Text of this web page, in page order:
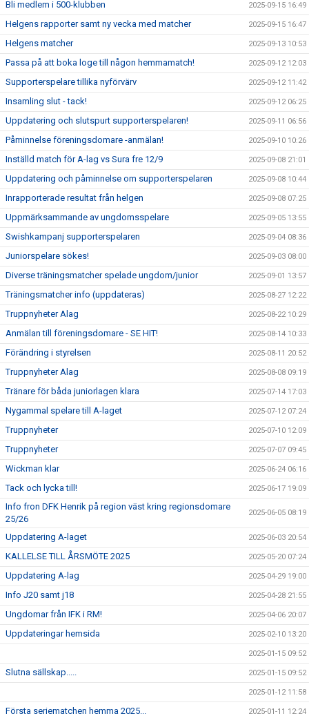
Bli medlem i 500-klubben 2025-09-15 16:49
Helgens rapporter samt ny vecka med matcher 2025-09-15 16:47
Helgens matcher 2025-09-13 10:53
Passa på att boka loge till någon hemmamatch! 2025-09-12 12:03
Supporterspelare tillika nyförvärv 2025-09-12 11:42
Insamling slut - tack! 2025-09-12 06:25
Uppdatering och slutspurt supporterspelaren! 2025-09-11 06:56
Påminnelse föreningsdomare -anmälan! 2025-09-10 10:26
Inställd match för A-lag vs Sura fre 12/9 2025-09-08 21:01
Uppdatering och påminnelse om supporterspelaren 2025-09-08 10:44
Inrapporterade resultat från helgen 2025-09-08 07:25
Uppmärksammande av ungdomsspelare 2025-09-05 13:55
Swishkampanj supporterspelaren 2025-09-04 08:36
Juniorspelare sökes! 2025-09-03 08:00
Diverse träningsmatcher spelade ungdom/junior 2025-09-01 13:57
Träningsmatcher info (uppdateras) 2025-08-27 12:22
Truppnyheter Alag 2025-08-22 10:29
Anmälan till föreningsdomare - SE HIT! 2025-08-14 10:33
Förändring i styrelsen 2025-08-11 20:52
Truppnyheter Alag 2025-08-08 09:19
Tränare för båda juniorlagen klara 2025-07-14 17:03
Nygammal spelare till A-laget 2025-07-12 07:24
Truppnyheter 2025-07-10 12:09
Truppnyheter 2025-07-07 09:45
Wickman klar 2025-06-24 06:16
Tack och lycka till! 2025-06-17 19:09
Info fron DFK Henrik på region väst kring regionsdomare
25/26
2025-06-05 08:19
Uppdatering A-laget 2025-06-03 20:54
KALLELSE TILL ÅRSMÖTE 2025 2025-05-20 07:24
Uppdatering A-lag 2025-04-29 19:00
Info J20 samt j18 2025-04-28 21:55
Ungdomar från IFK i RM! 2025-04-06 20:07
Uppdateringar hemsida 2025-02-10 13:20
2025-01-15 09:52
Slutna sällskap..... 2025-01-15 09:52
2025-01-12 11:58
Första seriematchen hemma 2025... 2025-01-11 12:24